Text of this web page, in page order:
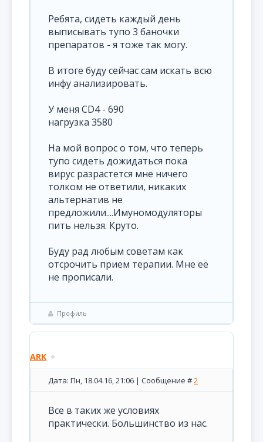
Ребята, сидеть каждый день
выписывать тупо 3 баночки
препаратов - я тоже так могу.
В итоге буду сейчас сам искать всю
инфу анализировать.
У меня CD4 - 690
нагрузка 3580
На мой вопрос о том, что теперь
тупо сидеть дожидаться пока
вирус разрастется мне ничего
толком не ответили, никаких
альтернатив не
предложили....Имуномодуляторы
пить нельзя. Круто.
Буду рад любым советам как
отсрочить прием терапии. Мне её
не прописали.
Профиль
ARK
Дата: Пн, 18.04.16, 21:06 | Сообщение #2
Все в таких же условиях
практически. Большинство из нас.